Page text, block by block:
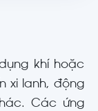
khí hoặc
xi lanh, động
Các ứng